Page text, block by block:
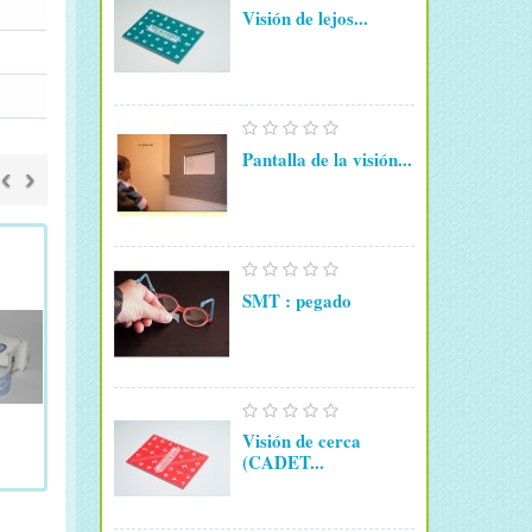
‹ ›
Visión de lejos...
Pantalla de la visión...
SMT : pegado
Visión de cerca
(CADET...